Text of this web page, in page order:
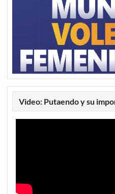
Video: Putaendo y su